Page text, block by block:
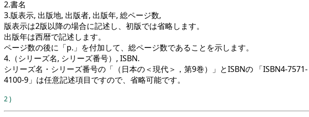
2.書名
3.版表示, 出版地, 出版者, 出版年, 総ページ数,
版表示は2版以降の場合に記述し、初版では省略します。
出版年は西暦で記述します。
ページ数の後に「p.」を付加して、総ページ数であることを示します。
4.（シリーズ名, シリーズ番号）, ISBN.
シリーズ名・シリーズ番号の「（日本の＜現代＞，第9巻）」とISBNの 「ISBN4-7571-
4100-9」は任意記述項目ですので、省略可能です。
2 )